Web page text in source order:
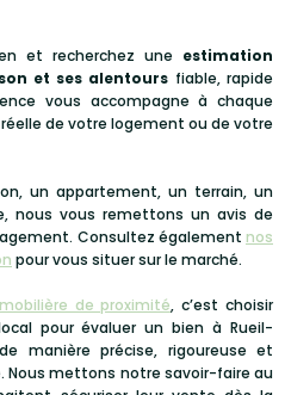
et recherchez une estimation
et ses alentours fiable, rapide
vous accompagne à chaque
de votre logement ou de votre
un appartement, un terrain, un
nous vous remettons un avis de
Consultez également nos
pour vous situer sur le marché.
de proximité, c’est choisir
pour évaluer un bien à Rueil-
manière précise, rigoureuse et
Nous mettons notre savoir-faire au